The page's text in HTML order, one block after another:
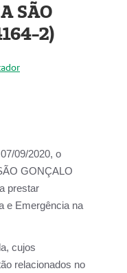
SÃO
2)
07/09/2020, o
GONÇALO
prestar
e Emergência na
cujos
relacionados no